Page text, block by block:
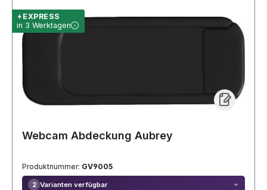
EXPRESS
in 3 Werktagen
Webcam Abdeckung Aubrey
Produktnummer: GV9005
2 Varianten verfügbar